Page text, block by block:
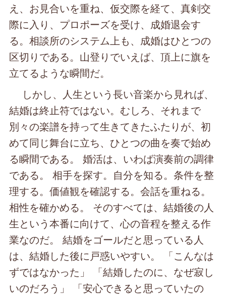
え、お見合いを重ね、仮交際を経て、真剣交
際に入り、プロポーズを受け、成婚退会す
る。相談所のシステム上も、成婚はひとつの
区切りである。山登りでいえば、頂上に旗を
立てるような瞬間だ。
しかし、人生という長い音楽から見れば、
結婚は終止符ではない。むしろ、それまで
別々の楽譜を持って生きてきたふたりが、初
めて同じ舞台に立ち、ひとつの曲を奏で始め
る瞬間である。 婚活は、いわば演奏前の調律
である。 相手を探す。自分を知る。条件を整
理する。価値観を確認する。会話を重ねる。
相性を確かめる。 そのすべては、結婚後の人
生という本番に向けて、心の音程を整える作
業なのだ。 結婚をゴールだと思っている人
は、結婚した後に戸惑いやすい。 「こんなは
ずではなかった」 「結婚したのに、なぜ寂し
いのだろう」 「安心できると思っていたの